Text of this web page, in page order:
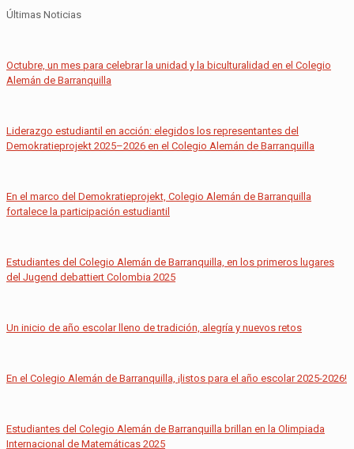
Últimas Noticias
Octubre, un mes para celebrar la unidad y la biculturalidad en el Colegio
Alemán de Barranquilla
Liderazgo estudiantil en acción: elegidos los representantes del
Demokratieprojekt 2025–2026 en el Colegio Alemán de Barranquilla
En el marco del Demokratieprojekt, Colegio Alemán de Barranquilla
fortalece la participación estudiantil
Estudiantes del Colegio Alemán de Barranquilla, en los primeros lugares
del Jugend debattiert Colombia 2025
Un inicio de año escolar lleno de tradición, alegría y nuevos retos
En el Colegio Alemán de Barranquilla, ¡listos para el año escolar 2025-2026!
Estudiantes del Colegio Alemán de Barranquilla brillan en la Olimpiada
Internacional de Matemáticas 2025